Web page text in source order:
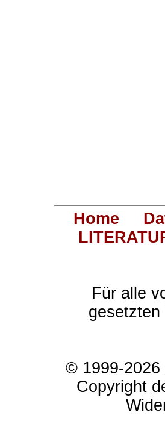
Home
Für alle
© 1999-2026
Copyright